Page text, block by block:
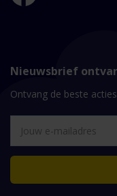
Nieuwsbrief
Ontvang de beste